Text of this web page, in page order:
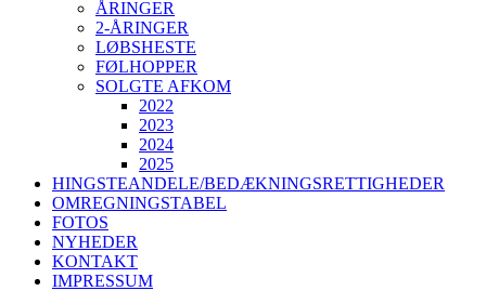
ÅRINGER
2-ÅRINGER
LØBSHESTE
FØLHOPPER
SOLGTE AFKOM
2022
2023
2024
2025
HINGSTEANDELE/BEDÆKNINGSRETTIGHEDER
OMREGNINGSTABEL
FOTOS
NYHEDER
KONTAKT
IMPRESSUM